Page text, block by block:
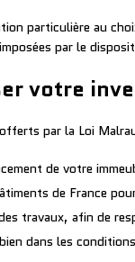
particulière au
par le
votre
par la Loi
de votre
de France
travaux, afin de
dans les